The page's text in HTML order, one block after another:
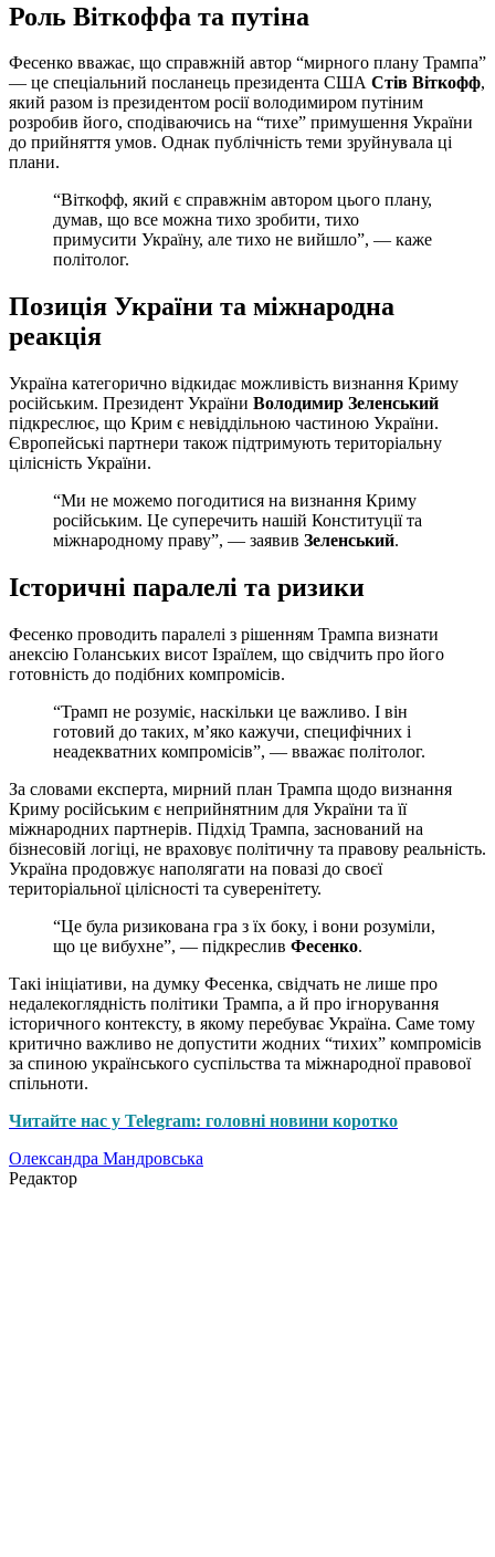
Роль Віткоффа та путіна
Фесенко вважає, що справжній автор “мирного плану Трампа”
— це спеціальний посланець президента США Стів Віткофф,
який разом із президентом росії володимиром путіним
розробив його, сподіваючись на “тихе” примушення України
до прийняття умов. Однак публічність теми зруйнувала ці
плани.
“Віткофф, який є справжнім автором цього плану,
думав, що все можна тихо зробити, тихо
примусити Україну, але тихо не вийшло”, — каже
політолог.
Позиція України та міжнародна
реакція
Україна категорично відкидає можливість визнання Криму
російським. Президент України Володимир Зеленський
підкреслює, що Крим є невіддільною частиною України.
Європейські партнери також підтримують територіальну
цілісність України.
“Ми не можемо погодитися на визнання Криму
російським. Це суперечить нашій Конституції та
міжнародному праву”, — заявив Зеленський.
Історичні паралелі та ризики
Фесенко проводить паралелі з рішенням Трампа визнати
анексію Голанських висот Ізраїлем, що свідчить про його
готовність до подібних компромісів.
“Трамп не розуміє, наскільки це важливо. І він
готовий до таких, м’яко кажучи, специфічних і
неадекватних компромісів”, — вважає політолог.
За словами експерта, мирний план Трампа щодо визнання
Криму російським є неприйнятним для України та її
міжнародних партнерів. Підхід Трампа, заснований на
бізнесовій логіці, не враховує політичну та правову реальність.
Україна продовжує наполягати на повазі до своєї
територіальної цілісності та суверенітету.
“Це була ризикована гра з їх боку, і вони розуміли,
що це вибухне”, — підкреслив Фесенко.
Такі ініціативи, на думку Фесенка, свідчать не лише про
недалекоглядність політики Трампа, а й про ігнорування
історичного контексту, в якому перебуває Україна. Саме тому
критично важливо не допустити жодних “тихих” компромісів
за спиною українського суспільства та міжнародної правової
спільноти.
Читайте нас у Telegram: головні новини коротко
Олександра Мандровська
Редактор